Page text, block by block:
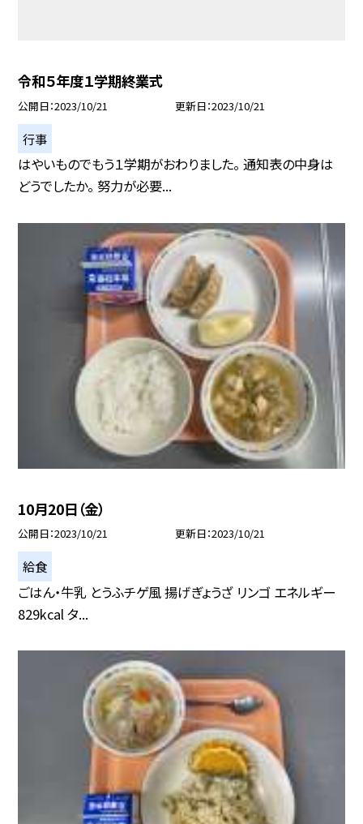
令和５年度１学期終業式
公開日 2023/10/21 更新日 2023/10/21
行事
はやいものでもう１学期がおわりました。 通知表の中身は
どうでしたか。 努力が必要...
10月20日（金）
公開日 2023/10/21 更新日 2023/10/21
給食
ごはん・牛乳 とうふチゲ風 揚げぎょうざ リンゴ エネルギー
829kcal タ...